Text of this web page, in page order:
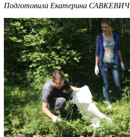
Подготовила Екатерина САВКЕВИЧ